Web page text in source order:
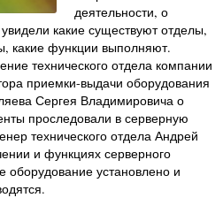
деятельности, о
какие существуют отделы,
какие функции выполняют.
технического отдела компании
приемки-выдачи оборудования
Сергея Владимировича о
проследовали в серверную
технического отдела Андрей
и функциях серверного
оборудование установлено и